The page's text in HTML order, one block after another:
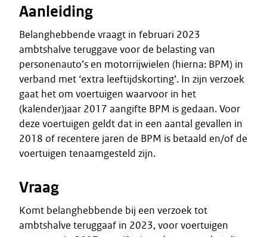
Aanleiding
Belanghebbende vraagt in februari 2023
ambtshalve teruggave voor de belasting van
personenauto’s en motorrijwielen (hierna: BPM) in
verband met ‘extra leeftijdskorting’. In zijn verzoek
gaat het om voertuigen waarvoor in het
(kalender)jaar 2017 aangifte BPM is gedaan. Voor
deze voertuigen geldt dat in een aantal gevallen in
2018 of recentere jaren de BPM is betaald en/of de
voertuigen tenaamgesteld zijn.
Vraag
Komt belanghebbende bij een verzoek tot
ambtshalve teruggaaf in 2023, voor voertuigen